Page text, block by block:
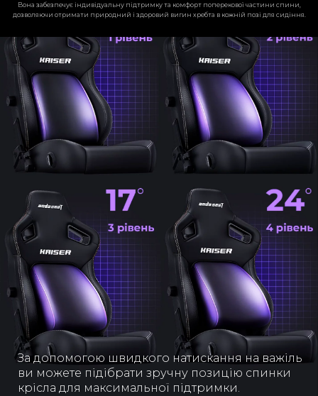
Вона забезпечує індивідуальну підтримку та комфорт поперекової частини спини,
дозволяючи отримати природний і здоровий вигин хребта в кожній позі для сидіння.
За допомогою швидкого натискання на важіль
ви можете підібрати зручну позицію спинки
крісла для максимальної підтримки.